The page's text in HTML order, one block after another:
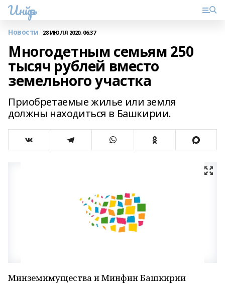
Инйәр
Новости 28 ИЮЛЯ 2020, 06:37
Многодетным семьям 250
тысяч рублей вместо
земельного участка
Приобретаемые жилье или земля
должны находиться в Башкирии.
Минземимущества и Минфин Башкирии